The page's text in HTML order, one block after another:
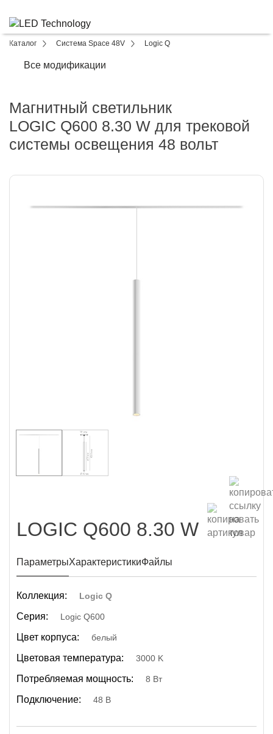
Каталог Система Space 48V Logic Q
Все модификации
Магнитный светильник
LOGIC Q600 8.30 W для трековой
системы освещения 48 вольт
LOGIC Q600 8.30 W
ПараметрыХарактеристикиФайлы
Коллекция: Logic Q
Серия: Logic Q600
Цвет корпуса: белый
Цветовая температура: 3000 K
Потребляемая мощность: 8 Вт
Подключение: 48 В